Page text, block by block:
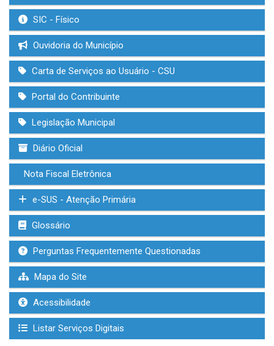
SIC - Físico
Ouvidoria do Município
Carta de Serviços ao Usuário - CSU
Portal do Contribuinte
Legislação Municipal
Diário Oficial
Nota Fiscal Eletrônica
e-SUS - Atenção Primária
Glossário
Perguntas Frequentemente Questionadas
Mapa do Site
Acessibilidade
Listar Serviços Digitais